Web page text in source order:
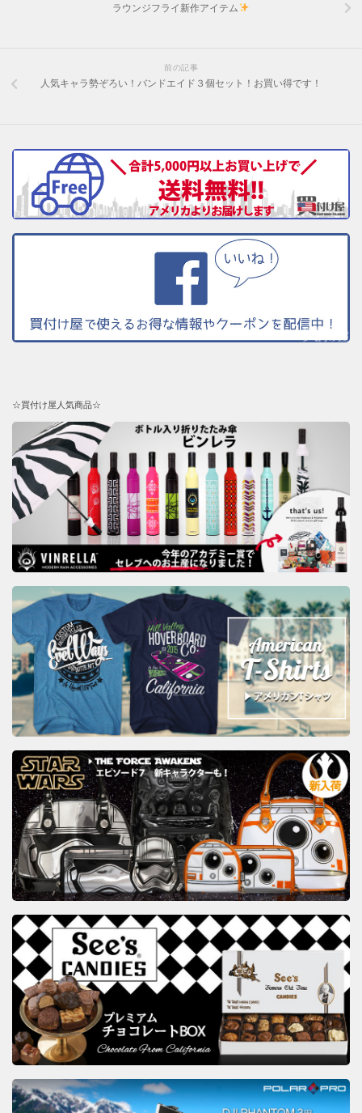
ラウンジフライ新作アイテム
前の記事
人気キャラ勢ぞろい！バンドエイド３個セット！お買い得です！
☆買付け屋人気商品☆